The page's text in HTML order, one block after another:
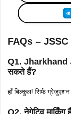
FAQs –
Q1. Jharkhand
सकते हैं?
हाँ बिल्कुल! सिर्फ ग्रेजुएशन